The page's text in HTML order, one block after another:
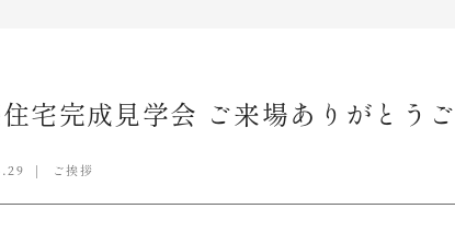
宅完成見学会 ご来場ありがとう
ご挨拶